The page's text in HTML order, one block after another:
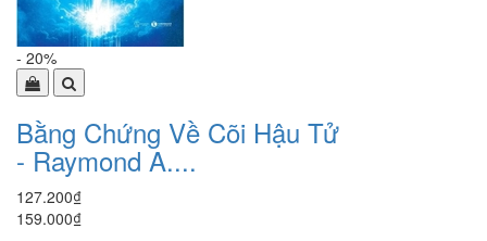
- 20%
Bằng Chứng Về Cõi Hậu Tử
- Raymond A....
127.200₫
159.000₫